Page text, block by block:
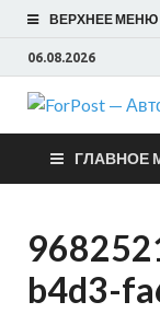
ВЕРХНЕЕ МЕНЮ
06.08.2026
ГЛАВНОЕ
b4d3-